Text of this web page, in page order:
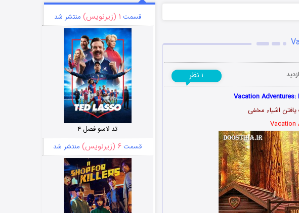
۱ نظر
قسمت ۱ (زیرنویس) منتشر شد
تد لاسو فصل ۴
قسمت ۶ (زیرنویس) منتشر شد